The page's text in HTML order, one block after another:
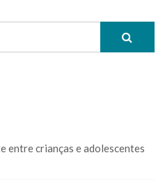
entre crianças e adolescentes